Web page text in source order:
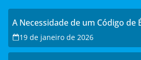
A Necessidade de um Código de
19 de janeiro de 2026